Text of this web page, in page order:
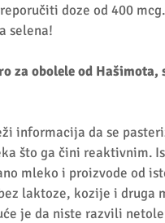
doze od 400
selena!
za obolele od
informacija da se
što ga čini reaktivnim.
mleko i proizvode od
laktoze, kozije i druga
je da niste razvili